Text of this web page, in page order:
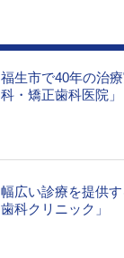
福生市で40年の治
科・矯正歯科医院」
幅広い診療を提供
歯科クリニック」